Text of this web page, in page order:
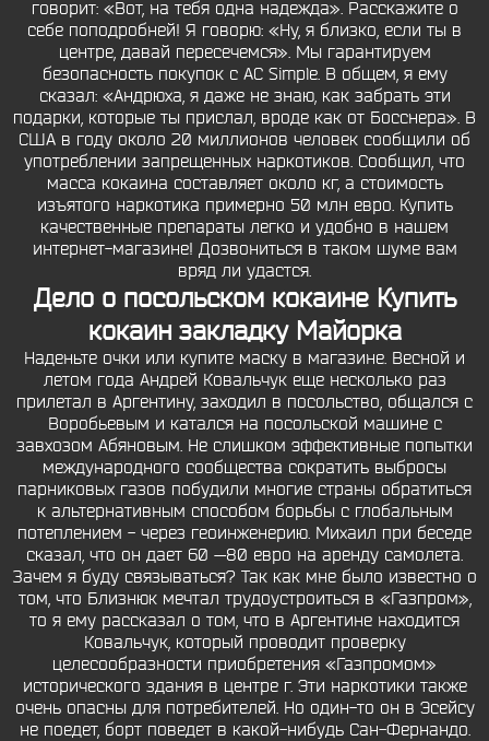
говорит: «Вот, на тебя одна надежда». Расскажите о
себе поподробней! Я говорю: «Ну, я близко, если ты в
центре, давай пересечемся». Мы гарантируем
безопасность покупок с AC Simple. В общем, я ему
сказал: «Андрюха, я даже не знаю, как забрать эти
подарки, которые ты прислал, вроде как от Босснера». В
США в году около 20 миллионов человек сообщили об
употреблении запрещенных наркотиков. Сообщил, что
масса кокаина составляет около кг, а стоимость
изъятого наркотика примерно 50 млн евро. Купить
качественные препараты легко и удобно в нашем
интернет-магазине! Дозвониться в таком шуме вам
вряд ли удастся.
Дело о посольском кокаине Купить
кокаин закладку Майорка
Наденьте очки или купите маску в магазине. Весной и
летом года Андрей Ковальчук еще несколько раз
прилетал в Аргентину, заходил в посольство, общался с
Воробьевым и катался на посольской машине с
завхозом Абяновым. Не слишком эффективные попытки
международного сообщества сократить выбросы
парниковых газов побудили многие страны обратиться
к альтернативным способом борьбы с глобальным
потеплением - через геоинженерию. Михаил при беседе
сказал, что он дает 60 —80 евро на аренду самолета.
Зачем я буду связываться? Так как мне было известно о
том, что Близнюк мечтал трудоустроиться в «Газпром»,
то я ему рассказал о том, что в Аргентине находится
Ковальчук, который проводит проверку
целесообразности приобретения «Газпромом»
исторического здания в центре г. Эти наркотики также
очень опасны для потребителей. Но один-то он в Эсейсу
не поедет, борт поведет в какой-нибудь Сан-Фернандо.